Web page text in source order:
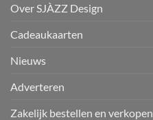
Over SJÀZZ Design
Cadeaukaarten
Nieuws
Adverteren
Zakelijk bestellen en verkopen